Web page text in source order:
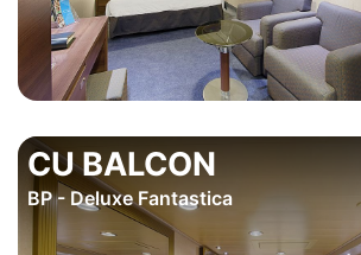
CU BALCON
BP - Deluxe Fantastica